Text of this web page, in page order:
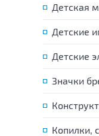
Детская
Детские
Детские
Значки
Копилки,
светящихся 6 шт 8 см
68246